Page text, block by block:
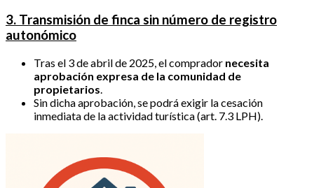
3. Transmisión de finca sin número de registro
autonómico
Tras el 3 de abril de 2025, el comprador necesita
aprobación expresa de la comunidad de
propietarios.
Sin dicha aprobación, se podrá exigir la cesación
inmediata de la actividad turística (art. 7.3 LPH).